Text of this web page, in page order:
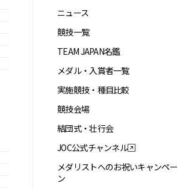
ニュース
競技一覧
TEAM JAPAN名鑑
メダル・入賞者一覧
実施競技・種目比較
競技会場
結団式・壮行会
JOC公式チャンネル
メダリストへのお祝いキャンペー
ン